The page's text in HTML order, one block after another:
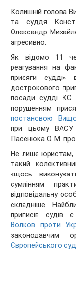
Колишній голова
та суддя
Олександр
агресивно.
Як відомо 11
реагування на
присяги
дострокового
посади судді КС
порушенням
постановою
при цьому ВАСУ
Пасенюка О. М. про
Не лише юристам,
такий
«щось
сумлінням
відповідальну
складніше.
приписів судів
Волков проти
законодавчим
Європейського